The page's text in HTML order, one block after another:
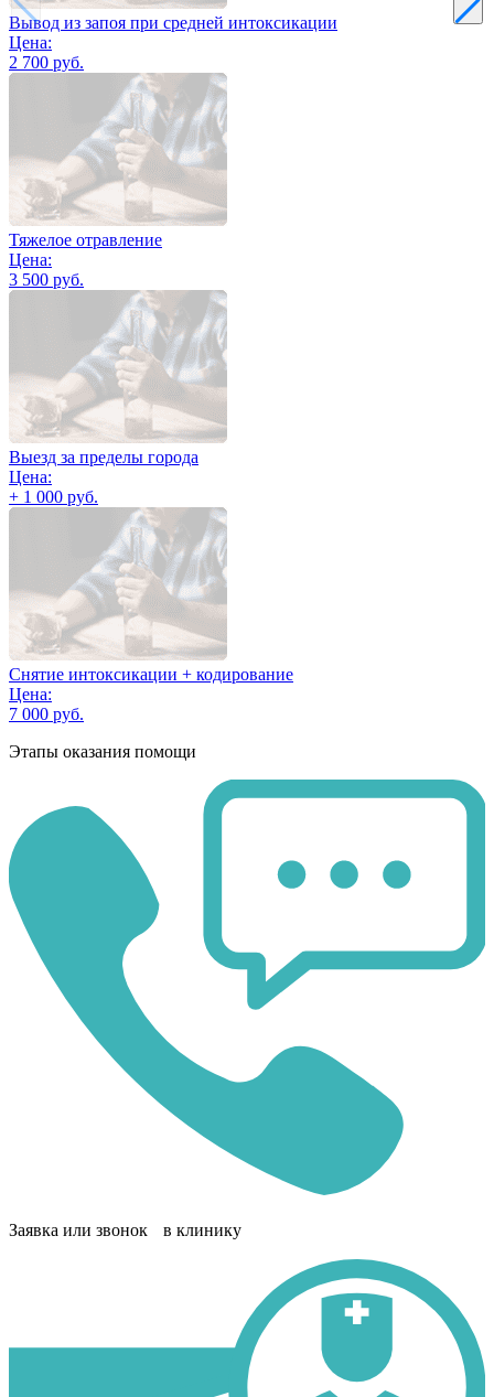
Вывод из запоя при средней интоксикации
Цена:
2 700 руб.
Тяжелое отравление
Цена:
3 500 руб.
Выезд за пределы города
Цена:
+ 1 000 руб.
Снятие интоксикации + кодирование
Цена:
7 000 руб.
Этапы оказания помощи
Заявка или звонок в клинику